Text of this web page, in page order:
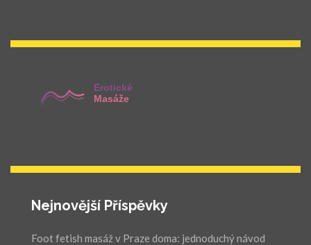
Nejnovější Příspěvky
Foot fetish masáž v Praze doma: jednoduchý návod